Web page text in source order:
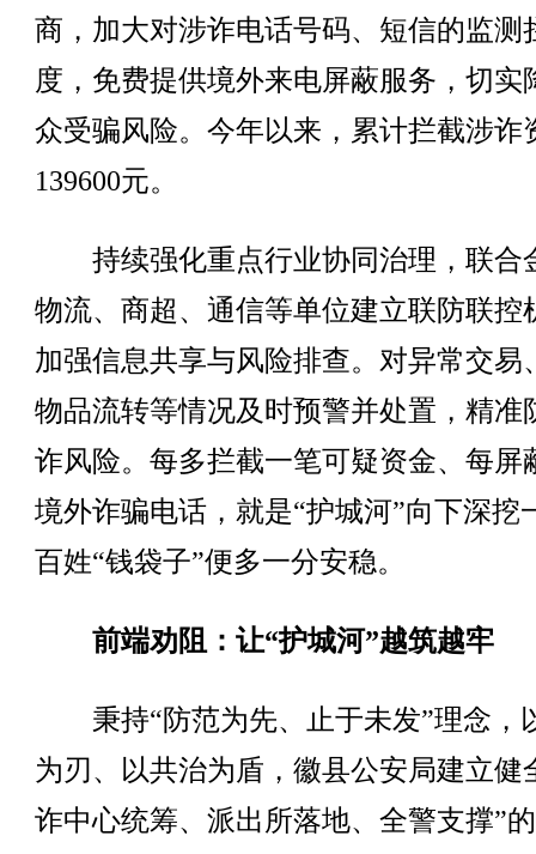
商，加大对涉诈电话号码、短信的监测
度，免费提供境外来电屏蔽服务，切实
众受骗风险。今年以来，累计拦截涉诈
139600元。
持续强化重点行业协同治理，联合
物流、商超、通信等单位建立联防联控
加强信息共享与风险排查。对异常交易
物品流转等情况及时预警并处置，精准
诈风险。每多拦截一笔可疑资金、每屏
境外诈骗电话，就是“护城河”向下深挖
百姓“钱袋子”便多一分安稳。
前端劝阻：让“护城河”越筑越牢
秉持“防范为先、止于未发”理念，
为刃、以共治为盾，徽县公安局建立健
诈中心统筹、派出所落地、全警支撑”